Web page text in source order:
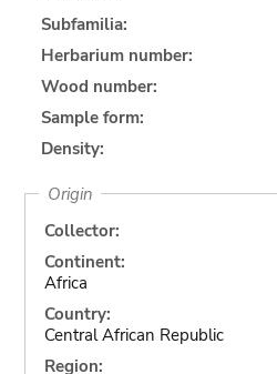
Subfamilia:
Herbarium number:
Wood number:
Sample form:
Density:
Origin
Collector:
Continent:
Africa
Country:
Central African Republic
Region: